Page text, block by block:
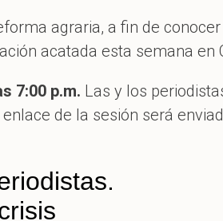
agraria, a fin de
acatada esta semana en
7:00 p.m. Las y los
de la sesión será